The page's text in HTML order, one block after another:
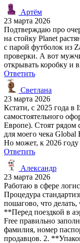
Артём
23 марта 2026
Подтверждаю про
на стойку Planet
с парой футболок из
проверки. А вот
открывать коробку и
Ответить
Светлана
23 марта 2026
Кстати, с 2025 года в
самостоятельного
Европе). Стоят рядом
для моего чека
Но может, к 2026 году
Ответить
Александр
23 марта 2026
Работаю в сфере
Процедура
пошагово, что
**Перед поездкой в
Free правильно
фамилия, номер
продавцов. 2.